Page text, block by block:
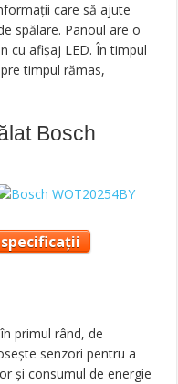
care să ajute
spălare. Panoul are o
cu afișaj LED. În timpul
timpul rămas,
Bosch
primul rând, de
senzori pentru a
și consumul de energie